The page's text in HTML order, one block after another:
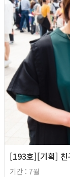
[193호][기획] 친
기간 : 7월